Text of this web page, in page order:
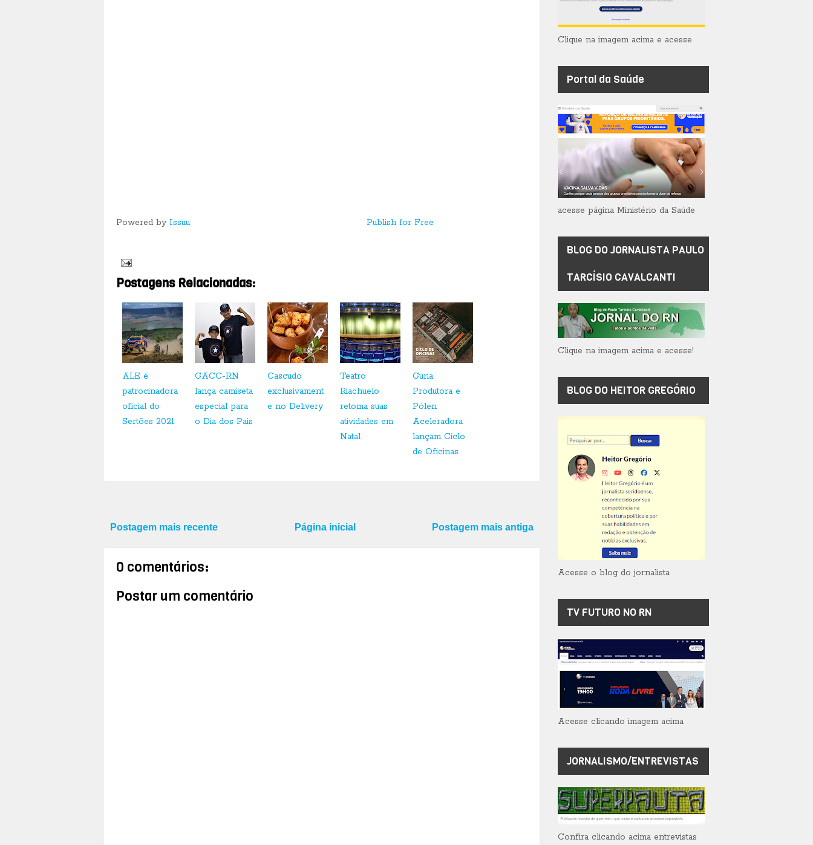
Powered by Issuu Publish for Free
Postagens Relacionadas:
ALE é
patrocinadora
oficial do
Sertões 2021
GACC-RN
lança camiseta
especial para
o Dia dos Pais
Cascudo
exclusivament
e no Delivery
Teatro
Riachuelo
retoma suas
atividades em
Natal
Guria
Produtora e
Pólen
Aceleradora
lançam Ciclo
de Oficinas
Postagem mais recente Postagem mais antiga
Página inicial
0 comentários:
Postar um comentário
Clique na imagem acima e acesse
Portal da Saúde
acesse página Ministério da Saúde
BLOG DO JORNALISTA PAULO
TARCÍSIO CAVALCANTI
Clique na imagem acima e acesse!
BLOG DO HEITOR GREGÓRIO
Acesse o blog do jornalista
TV FUTURO NO RN
Acesse clicando imagem acima
JORNALISMO/ENTREVISTAS
Confira clicando acima entrevistas